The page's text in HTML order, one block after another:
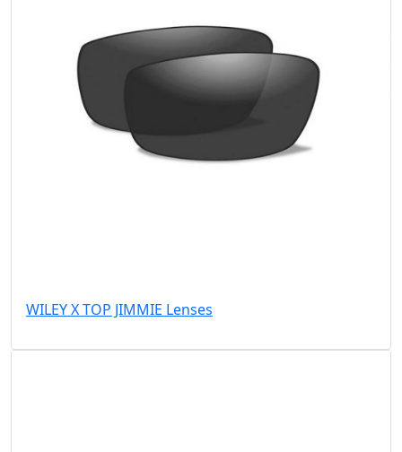
WILEY X TOP JIMMIE Lenses